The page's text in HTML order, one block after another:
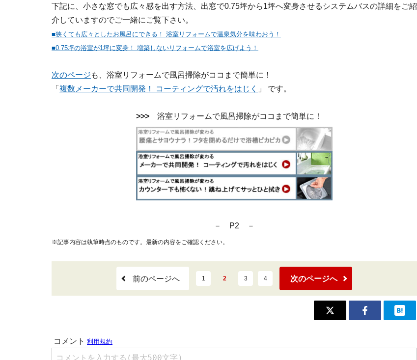
下記に、小さな窓でも広々感を出す方法、出窓で0.75坪から1坪へ変身させるシステムバスの詳細をご紹
介していますのでご一緒にご覧下さい。
■狭くても広々としたお風呂にできる！ 浴室リフォームで温泉気分を味わおう！
■0.75坪の浴室が1坪に変身！ 増築しないリフォームで浴室を広げよう！
次のページ も、浴室リフォームで風呂掃除がココまで簡単に！
「 複数メーカーで共同開発！ コーティングで汚れをはじく 」 です。
>>> 浴室リフォームで風呂掃除がココまで簡単に！
－ P2 －
※記事内容は執筆時点のものです。最新の内容をご確認ください。
前のページへ 1 2 3 4 次のページへ